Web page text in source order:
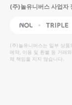
높
은
순
동
영
상
(주)놀유니버스 사업자
NOL Triple
(주)놀유니버스는 일부 상품
예약, 이용 및 환불 등 거래
체 책임을 지지 않습니다.